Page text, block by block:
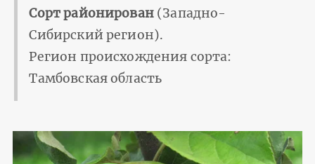
Сорт районирован(Западно-
Сибирский регион).
Регион происхождения сорта:
Тамбовская область